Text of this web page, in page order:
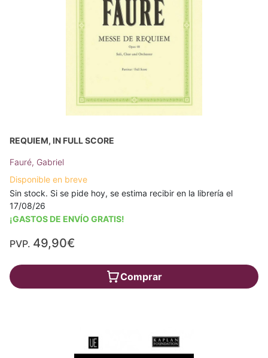
REQUIEM, IN FULL SCORE
Fauré, Gabriel
Disponible en breve
Sin stock. Si se pide hoy, se estima recibir en la librería el
17/08/26
¡GASTOS DE ENVÍO GRATIS!
PVP. 49,90€
Comprar